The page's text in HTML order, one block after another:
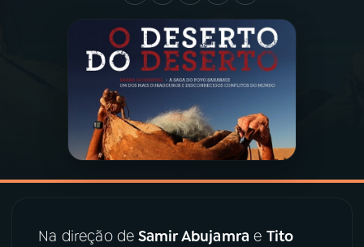
PROGRAMAÇÃO
PROGRAMAS
PODCASTS
Na direção de Samir Abujamra e Tito